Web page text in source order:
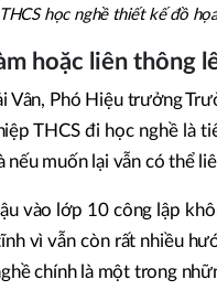
học nghề thiết kế đồ
hoặc liên thông
Vân, Phó Hiệu trưởng
THCS đi học nghề là
muốn lại vẫn có thể
vào lớp 10 công lập
vì vẫn còn rất nhiều
chính là một trong